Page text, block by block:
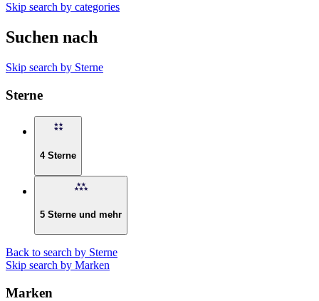
Skip search by categories
Suchen nach
Skip search by Sterne
Sterne
4 Sterne
5 Sterne und mehr
Back to search by Sterne
Skip search by Marken
Marken